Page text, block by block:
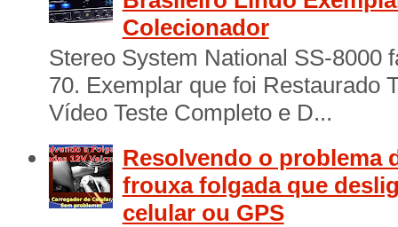
Colecionador
Stereo System National SS-8000
70. Exemplar que foi Restaurado
Vídeo Teste Completo e D...
Resolvendo o problema
frouxa folgada que
celular ou GPS